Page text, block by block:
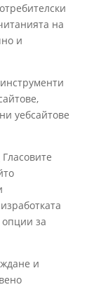
на
и
уебсайтове
Гласовите
опции за
и